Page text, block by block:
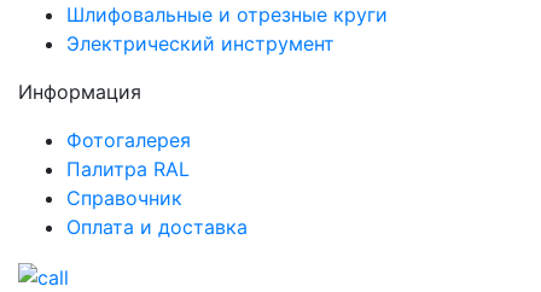
Шлифовальные и отрезные круги
Электрический инструмент
Информация
Фотогалерея
Палитра RAL
Справочник
Оплата и доставка